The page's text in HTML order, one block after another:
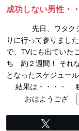
成功しない男性・
先日、ワタクシ
りに行って参り
で、TVにも出ていた
ち 約２週間！ それ
となったスケジュー
結果は・・・
おはようござ